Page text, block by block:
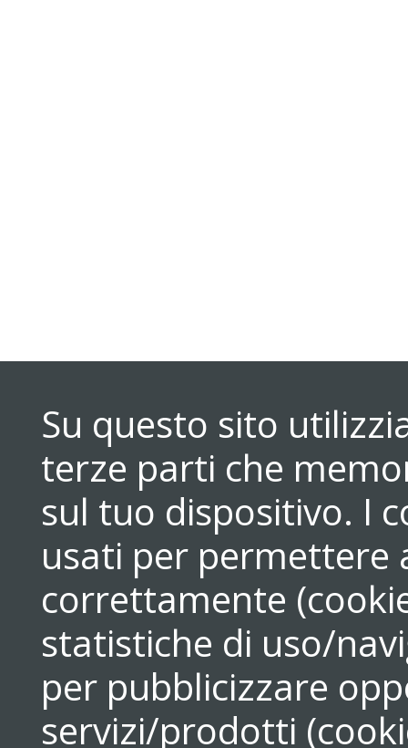
Su questo sito
terze parti che
sul tuo dispositivo. I
usati per permettere
correttamente
statistiche di uso/
per pubblicizzare
servizi/prodotti